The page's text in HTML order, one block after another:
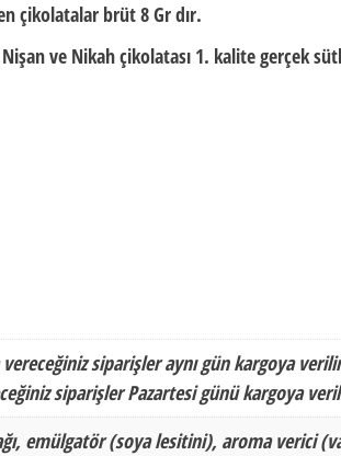
çikolatalar brüt8 Grdır.
ve Nikah çikolatası 1. kalite gerçek
siparişler aynı gün kargoya
siparişler Pazartesi günü kargoya
emülgatör (soya lesitini), aroma verici